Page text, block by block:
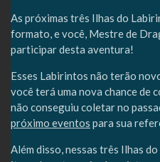
As próximas três Ilhas do
formato, e você, Mestre de
participar desta aventura!
Esses Labirintos não terão
você terá uma nova chance de
não conseguiu coletar no
próximo eventos para sua
Além disso, nessas três Ilhas